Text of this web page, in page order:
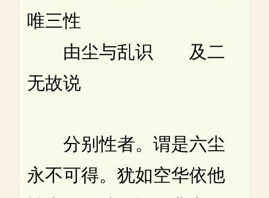
唯三性
由尘与乱识 及二
无故说
分别性者。谓是六尘
永不可得。犹如空华依他